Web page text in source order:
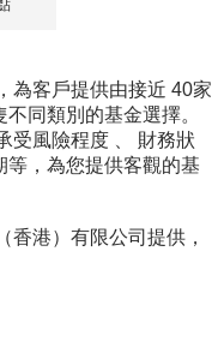
為客戶提供由接近 40家
同類別的基金選擇。
受風險程度 、 財務狀
等，為您提供客觀的基
香港）有限公司提供，